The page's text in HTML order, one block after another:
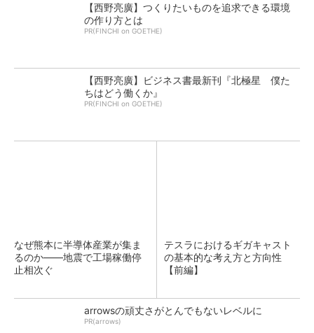
【西野亮廣】つくりたいものを追求できる環境
の作り方とは
PR(FINCHI on GOETHE)
【西野亮廣】ビジネス書最新刊『北極星 僕た
ちはどう働くか』
PR(FINCHI on GOETHE)
なぜ熊本に半導体産業が集ま
るのか――地震で工場稼働停
止相次ぐ
テスラにおけるギガキャスト
の基本的な考え方と方向性
【前編】
arrowsの頑丈さがとんでもないレベルに
PR(arrows)